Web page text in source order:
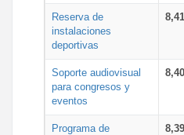
Reserva de
instalaciones
deportivas
8,41
Soporte audiovisual
para congresos y
eventos
8,40
Programa de
8,39